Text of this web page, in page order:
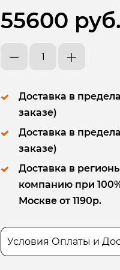
55600 руб.
Доставка в
заказе)
Доставка в
заказе)
Доставка в
компанию при
Москве от 1190р.
Условия Оплаты и